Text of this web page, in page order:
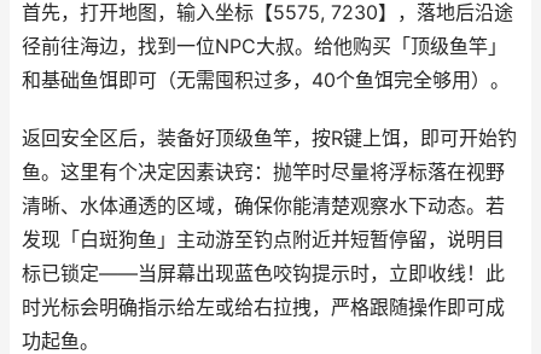
首先，打开地图，输入坐标【5575, 7230】，落地后沿途
径前往海边，找到一位NPC大叔。给他购买「顶级鱼竿」
和基础鱼饵即可（无需囤积过多，40个鱼饵完全够用）。
返回安全区后，装备好顶级鱼竿，按R键上饵，即可开始钓
鱼。这里有个决定因素诀窍：抛竿时尽量将浮标落在视野
清晰、水体通透的区域，确保你能清楚观察水下动态。若
发现「白斑狗鱼」主动游至钓点附近并短暂停留，说明目
标已锁定——当屏幕出现蓝色咬钩提示时，立即收线！此
时光标会明确指示给左或给右拉拽，严格跟随操作即可成
功起鱼。